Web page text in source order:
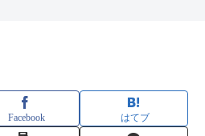
Facebook はてブ